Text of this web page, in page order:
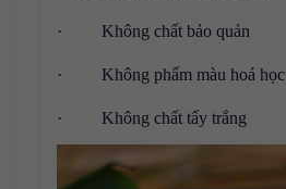
· Không chất bảo quản
· Không phẩm màu hoá học
· Không chất tẩy trắng